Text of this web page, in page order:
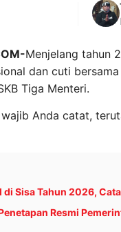
Menjelang tahun
dan cuti
Tiga Menteri.
Anda catat,
Sisa Tahun 2026,
Resmi